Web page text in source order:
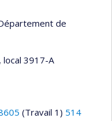
de
, local 3917-A
(Travail 1) 514